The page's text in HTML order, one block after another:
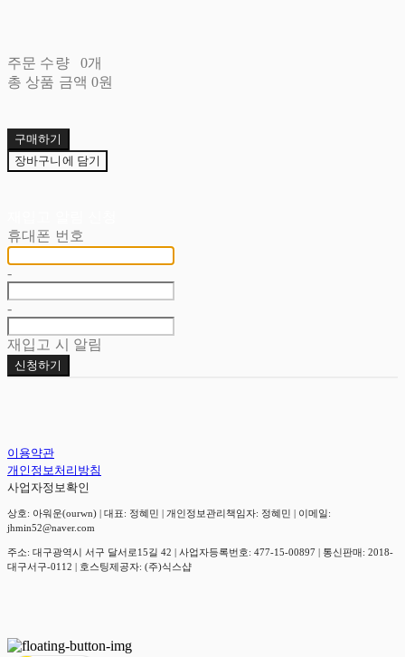
주문 수량
0개
총 상품 금액 0원
구매하기
장바구니에 담기
휴대폰 번호
-
-
재입고 시 알림
신청하기
이용약관
개인정보처리방침
사업자정보확인
상호: 아워운(ourwn) | 대표: 정혜민 | 개인정보관리책임자: 정혜민 | 이메일:
jhmin52@naver.com
주소: 대구광역시 서구 달서로15길 42 | 사업자등록번호: 477-15-00897 | 통신판매: 2018-
대구서구-0112 | 호스팅제공자: (주)식스샵